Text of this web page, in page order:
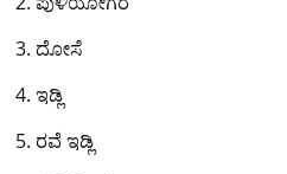
ದೋಸೆ
ಇಡ್ಲಿ
ರವೆ ಇಡ್ಲಿ